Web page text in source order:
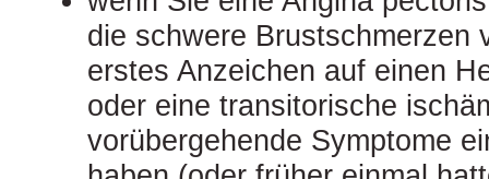
die schwere Brustschmerzen
erstes Anzeichen auf einen
oder eine transitorische
vorübergehende Symptome